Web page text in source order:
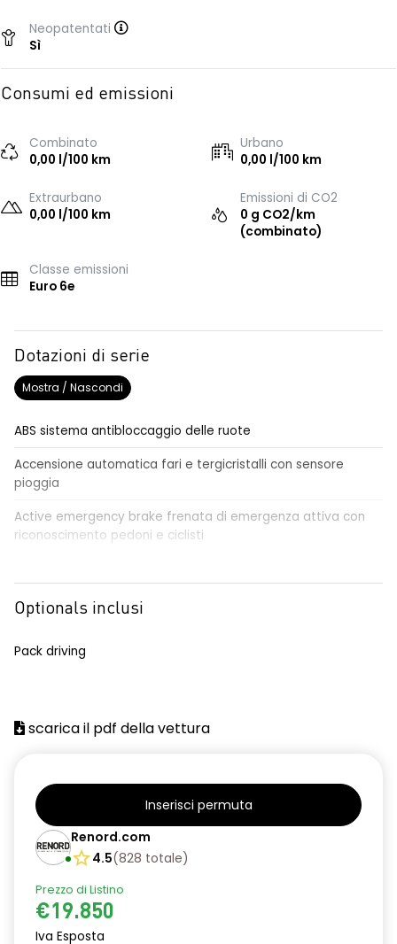
Neopatentati
Sì
Consumi ed emissioni
Combinato
0,00 l/100 km
Urbano
0,00 l/100 km
Extraurbano
0,00 l/100 km
Emissioni di CO2
0 g CO2/km
(combinato)
Classe emissioni
Euro 6e
Dotazioni di serie
Mostra / Nascondi
ABS sistema antibloccaggio delle ruote
Accensione automatica fari e tergicristalli con sensore
pioggia
Active emergency brake frenata di emergenza attiva con
riconoscimento pedoni e ciclisti
Airbag laterali a tendina anteriori e posteriori
Bracciolo anteriore con vano portaoggetti
Chiusura elettrica delle porte
Climatizzatore automatico
Cruise Control
Design cerchi in lega TAMIA neri con coprimozzo in rame
Distance warning avviso distanza di sicurezza
Optionals inclusi
Pack driving
scarica il pdf della vettura
Inserisci permuta
Renord.com
4.5(828 totale)
Prezzo di Listino
€19.850
Iva Esposta